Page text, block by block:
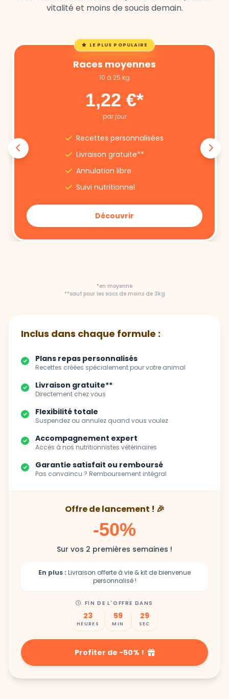
vitalité et moins de soucis demain.
LE PLUS POPULAIRE
Races moyennes
10 à 25 kg
1,22 €*
par jour
Recettes personnalisées
Livraison gratuite**
Annulation libre
Suivi nutritionnel
Découvrir
*en moyenne
**sauf pour les sacs de moins de 3kg
Inclus dans chaque formule :
Plans repas personnalisés
Recettes créées spécialement pour votre animal
Livraison gratuite**
Directement chez vous
Flexibilité totale
Suspendez ou annulez quand vous voulez
Accompagnement expert
Accès à nos nutritionnistes vétérinaires
Garantie satisfait ou remboursé
Pas convaincu ? Remboursement intégral
Offre de lancement ! 🎉
-50%
Sur vos 2 premières semaines !
En plus : Livraison offerte à vie & kit de bienvenue
personnalisé !
FIN DE L'OFFRE DANS
23
HEURES
59
MIN
27
SEC
Profiter de -50% !